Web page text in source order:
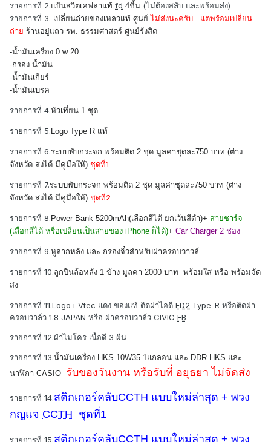
รายการที่ 2.แป้นสวิตเคฟล่าแท้ fd 4ชิ้น (ไม่ต้องสลับ และพร้อมส่ง)
รายการที่ 3. เปลี่ยนถ่ายของเหลวแท้ ศูนย์ไม่ส่งนะครับ แต่พร้อมเปลี่ยน
ถ่าย ร้านอยู่แถว รพ. ธรรมศาสตร์ ศูนย์รังสิต
-น้ำมันเครื่อง 0 w 20
-กรอง น้ำมัน
-น้ำมันเกียร์
-น้ำมันเบรค
รายการที่ 4.หัวเที่ยน 1 ชุด
รายการที่ 5. Logo Type R แท้
รายการที่ 6.ระบบพับกระจก พร้อมติด 2 ชุด มูลค่าชุดละ750 บาท (ต่าง
จังหวัด ส่งได้ มีคู่มือให้) ชุดที่1
รายการที่ 7.ระบบพับกระจก พร้อมติด 2 ชุด มูลค่าชุดละ750 บาท (ต่าง
จังหวัด ส่งได้ มีคู่มือให้) ชุดที่2
รายการที่ 8. Power Bank 5200mAh(เลือกสีได้ ยกเว้นสีดำ)+ สายชาร์จ
(เลือกสีได้ หรือเปลี่ยนเป็นสายของ iPhone ก็ได้)+ Car Charger 2 ช่อง
รายการที่ 9.หูลากหลัง และ กรองจิ๋วสำหรับฝาครอบวาวล์
รายการที่ 10.ลูกปืนล้อหลัง 1 ข้าง มูลค่า 2000 บาท พร้อมใส่ หรือ พร้อมจัด
ส่ง
รายการที่ 11.Logo i-Vtec แดง ของแท้ ติดฝาไอดี FD2 Type-R หรือติดฝา
ครอบวาล์ว 1.8 JAPAN หรือ ฝาครอบวาล์ว CIVIC FB
รายการที่ 12.ผ้าไมโคร เนื้อดี 3 ผืน
รายการที่ 13.น้ำมันเครื่อง HKS 10W35 1แกลอน และ DDR HKS และ
นาฬิกา CASIO รับของวันงาน หรือรับที่ อยุธยา ไม่จัดส่ง
รายการที่ 14.สติกเกอร์คลับCCTH แบบใหม่ล่าสุด + พวง
กญแจ CCTH ชุดที่1
รายการที่ 15.สติกเกอร์คลับCCTH แบบใหม่ล่าสุด + พวง